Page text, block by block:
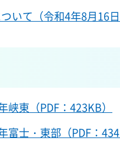
いて（令和4年8月16日
峡東（PDF：423KB）
富士・東部（PDF：